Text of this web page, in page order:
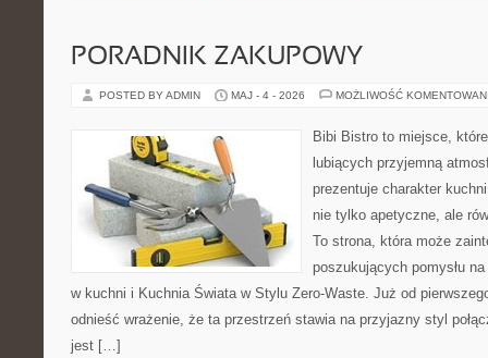
PORADNIK ZAKUPOWY
POSTED BY ADMIN MAJ - 4 - 2026 MOŻLIWOŚĆ
Bibi Bistro to miejsce,
lubiących przyjemną
prezentuje charakter
nie tylko apetyczne, ale
To strona, która może
poszukujących pomysłu
w kuchni i Kuchnia Świata w Stylu Zero-Waste. Już od
odnieść wrażenie, że ta przestrzeń stawia na przyjazny styl
jest […]